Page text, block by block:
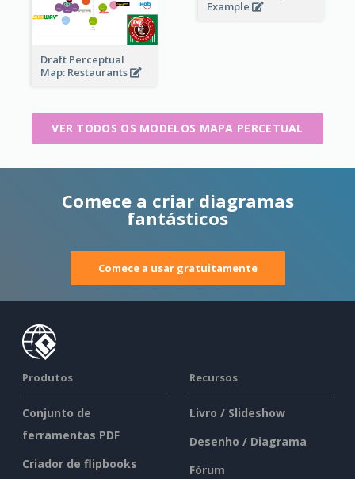
Example
Draft Perceptual
Map: Restaurants
VER TODOS OS MODELOS MAPA PERCETUAL
Comece a criar diagramas
fantásticos
Comece a usar gratuitamente
Produtos
Conjunto de
ferramentas PDF
Criador de flipbooks
Recursos
Livro / Slideshow
Desenho / Diagrama
Fórum